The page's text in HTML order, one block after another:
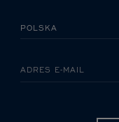
ADRES E-MAIL